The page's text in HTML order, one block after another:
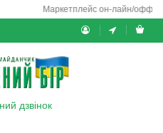
Маркетплейс он-лайн/офф-
дзвінок